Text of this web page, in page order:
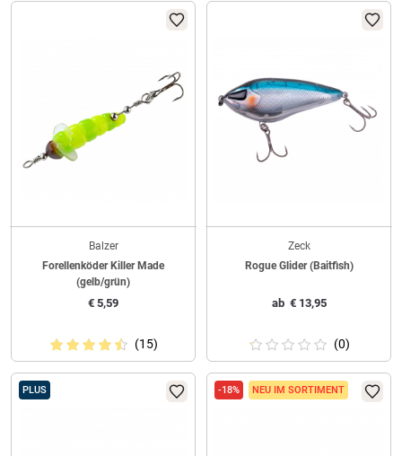
Balzer
Forellenköder Killer Made
(gelb/grün)
€ 5,59
(15)
Zeck
Rogue Glider (Baitfish)
ab €13,95
(0)
PLUS -18% NEU IM SORTIMENT